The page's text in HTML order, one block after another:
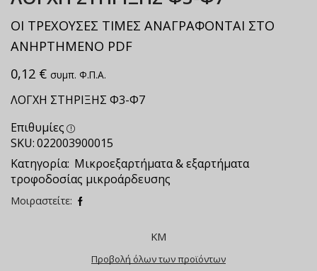
ΟΙ ΤΡΕΧΟΥΣΕΣ ΤΙΜΕΣ ΑΝΑΓΡΑΦΟΝΤΑΙ ΣΤΟ
ΑΝΗΡΤΗΜΕΝΟ PDF
0,12 € συμπ. Φ.Π.Α.
ΛΟΓΧΗ ΣΤΗΡΙΞΗΣ Φ3-Φ7
Επιθυμίες
SKU:022003900015
Κατηγορία: Μικροεξαρτήματα & εξαρτήματα
τροφοδοσίας μικροάρδευσης
Μοιραστείτε:
ΚΜ
Προβολή όλων των προϊόντων